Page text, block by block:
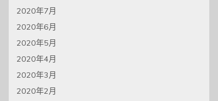
2020年7月
2020年6月
2020年5月
2020年4月
2020年3月
2020年2月